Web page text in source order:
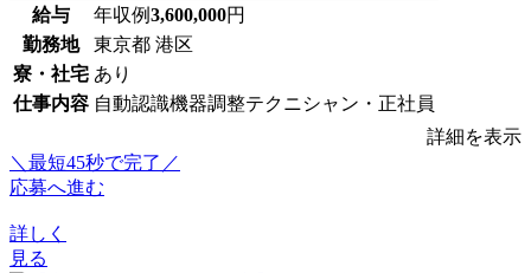
給与 年収例3,600,000円
勤務地
東京都 港区
寮・社宅 あり
仕事内容 自動認識機器調整テクニシャン・正社員
詳細を表示
＼最短45秒で完了／
応募へ進む
詳しく
見る